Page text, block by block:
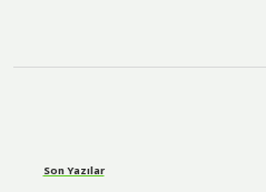
Son Yazılar